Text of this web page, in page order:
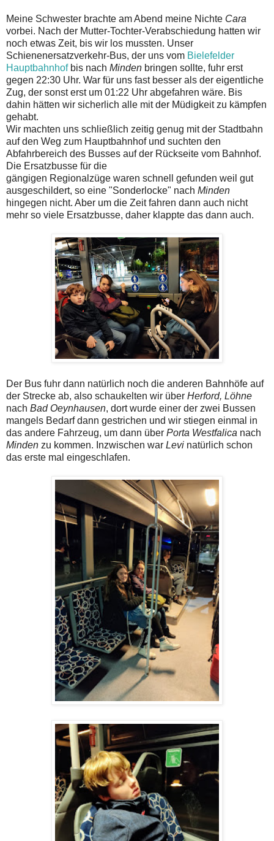
Meine Schwester brachte am Abend meine Nichte Cara
vorbei. Nach der Mutter-Tochter-Verabschiedung hatten wir
noch etwas Zeit, bis wir los mussten. Unser
Schienenersatzverkehr-Bus, der uns vom Bielefelder
Hauptbahnhofbis nach Minden bringen sollte, fuhr erst
gegen 22:30 Uhr. War für uns fast besser als der eigentliche
Zug, der sonst erst um 01:22 Uhr abgefahren wäre. Bis
dahin hätten wir sicherlich alle mit der Müdigkeit zu kämpfen
gehabt.
Wir machten uns schließlich zeitig genug mit der Stadtbahn
auf den Weg zum Hauptbahnhof und suchten den
Abfahrbereich des Busses auf der Rückseite vom Bahnhof.
Die Ersatzbusse für die
gängigen Regionalzüge waren schnell gefunden weil gut
ausgeschildert, so eine "Sonderlocke" nach Minden
hingegen nicht. Aber um die Zeit fahren dann auch nicht
mehr so viele Ersatzbusse, daher klappte das dann auch.
Der Bus fuhr dann natürlich noch die anderen Bahnhöfe auf
der Strecke ab, also schaukelten wir über Herford, Löhne
nach Bad Oeynhausen, dort wurde einer der zwei Bussen
mangels Bedarf dann gestrichen und wir stiegen einmal in
das andere Fahrzeug, um dann über Porta Westfalica nach
Minden zu kommen. Inzwischen war Levi natürlich schon
das erste mal eingeschlafen.